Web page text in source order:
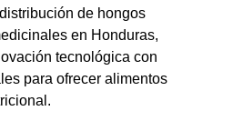
de hongos
en Honduras,
tecnológica con
para ofrecer alimentos